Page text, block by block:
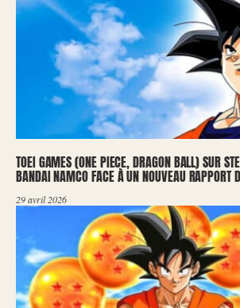
TOEI GAMES (ONE PIECE, DRAGON BALL) SUR
BANDAI NAMCO FACE À UN NOUVEAU RAPPORT
29 avril 2026